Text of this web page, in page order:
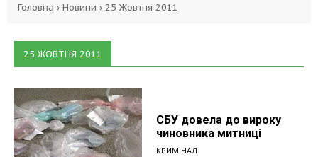
Головна › Новини › 25 Жовтня 2011
25 ЖОВТНЯ 2011
СБУ довела до вироку
чиновника митниці
КРИМІНАЛ